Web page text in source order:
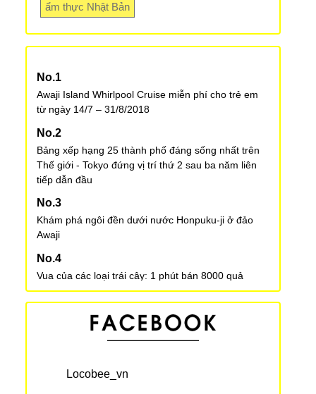
ẩm thực Nhật Bản
Awaji Island Whirlpool Cruise miễn phí cho trẻ em
từ ngày 14/7 – 31/8/2018
Bảng xếp hạng 25 thành phố đáng sống nhất trên
Thế giới - Tokyo đứng vị trí thứ 2 sau ba năm liên
tiếp dẫn đầu
Khám phá ngôi đền dưới nước Honpuku-ji ở đảo
Awaji
Vua của các loại trái cây: 1 phút bán 8000 quả
“Lạnh xương sống” với ngôi nhà ma ám mở cửa tại
Kyoto Tower
“Obon” - Phong tục truyền thống của Nhật Bản
Locobee_vn